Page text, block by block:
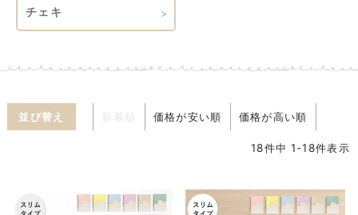
チェキ
並び替え 価格が安い順 価格が高い順
18件中 1-18件表示